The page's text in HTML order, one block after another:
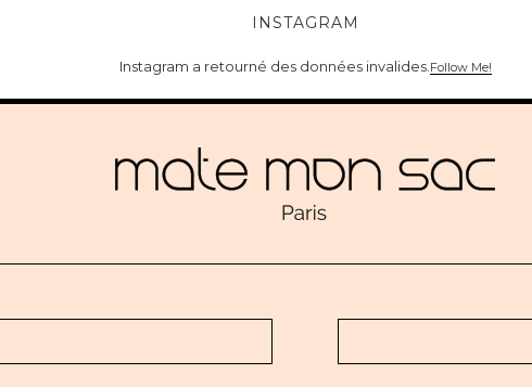
INSTAGRAM
Instagram a retourné des données invalides. Follow Me!